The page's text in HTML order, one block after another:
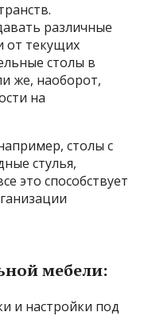
различные
от текущих
столы в
же, наоборот,
на
столы с
стулья,
это способствует
мебели:
и настройки под